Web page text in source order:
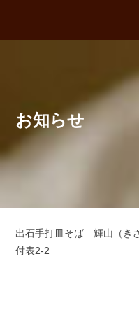
お知らせ
出石手打皿そば 輝山（き
付表2-2